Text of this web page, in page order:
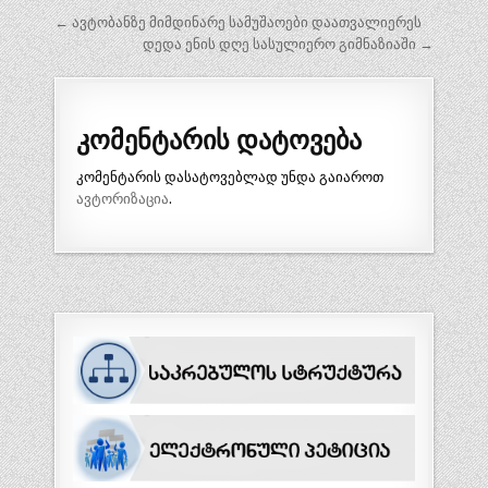
პოსტის
ნავიგაცია
← ავტობანზე მიმდინარე სამუშაოები დაათვალიერეს
დედა ენის დღე სასულიერო გიმნაზიაში →
კომენტარის დატოვება
კომენტარის დასატოვებლად უნდა გაიაროთ
ავტორიზაცია.